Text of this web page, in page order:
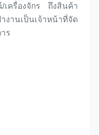
ครื่องจักร ถึงสินค้า
งานเป็นเจ้าหน้าที่จัด
ร